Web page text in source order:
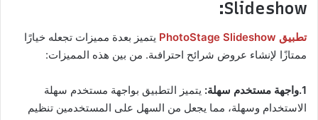
Slideshow:
تطبيق PhotoStage Slideshow
يتميز بعدة مميزات تجعله خيارًا
ممتازًا لإنشاء عروض شرائح احترافىة. من بين هذه المميزات:
1.واجهة مستخدم سهلة:
يتميز التطبيق بواجهة مستخدم سهلة
الاستخدام وسهلة، مما يجعل من السهل على المستخدمين تنظيم